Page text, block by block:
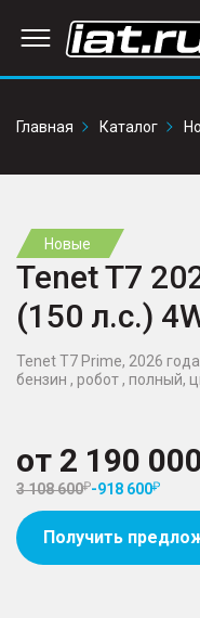
Главная
Каталог
Новые
Tenet T7
(150 л.с.)
Tenet T7 Prime, 2026
бензин , робот , полный,
от 2 190
3 108 600 -918 600
Получить